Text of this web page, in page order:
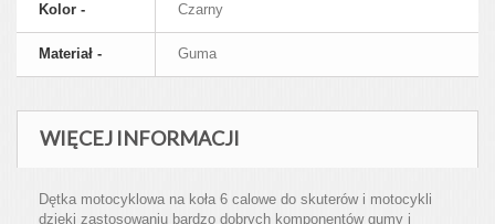
Kolor - Czarny
Materiał - Guma
WIĘCEJ INFORMACJI
Dętka motocyklowa na koła 6 calowe do skuterów i motocykli
dzięki zastosowaniu bardzo dobrych komponentów gumy i